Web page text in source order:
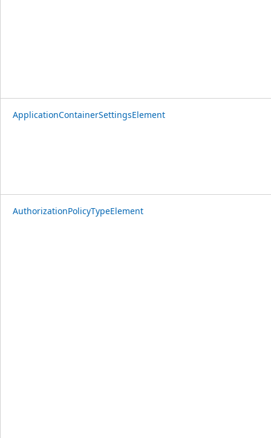
ApplicationContainerSettingsElement
AuthorizationPolicyTypeElement